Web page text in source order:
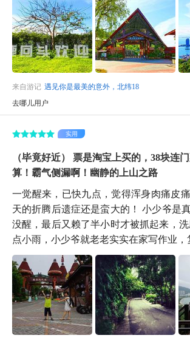
来自游记 遇见你是最美的意外，北纬18
去哪儿用户
实用
（毕竟好近） 票是淘宝上买的，38块连
算！霸气侧漏啊！幽静的上山之路
一觉醒来，已快九点，觉得浑身肉痛皮
天的折腾后遗症还是蛮大的！ 小少爷是
没醒，最后又赖了半小时才被抓起来，
点小雨，小少爷就老老实实在家写作业，